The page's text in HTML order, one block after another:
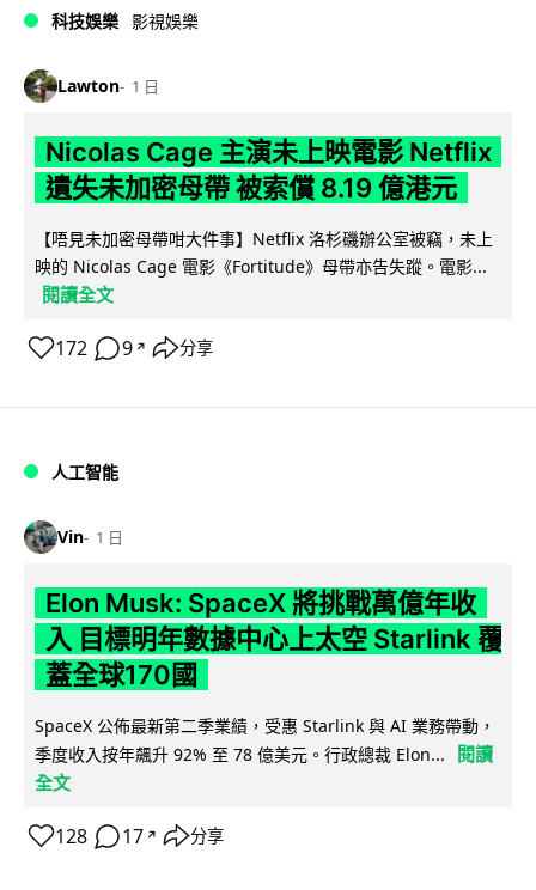
科技娛樂 影視娛樂
Lawton 1 日
Nicolas Cage 主演未上映電影 Netflix
遺失未加密母帶 被索償 8.19 億港元
【唔見未加密母帶咁大件事】Netflix 洛杉磯辦公室被竊，未上
映的 Nicolas Cage 電影《Fortitude》母帶亦告失蹤。電影...
閱讀全文
172 9 ↗ 分享
人工智能
Vin 1 日
Elon Musk: SpaceX 將挑戰萬億年收
入 目標明年數據中心上太空 Starlink 覆
蓋全球170國
SpaceX 公佈最新第二季業績，受惠 Starlink 與 AI 業務帶動，
季度收入按年飆升 92% 至 78 億美元。行政總裁 Elon...
閱讀
全文
128 17 ↗ 分享